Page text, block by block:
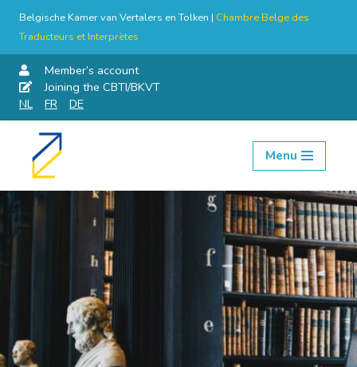
Belgische Kamer van Vertalers en Tolken | Chambre Belge des
Traducteurs et Interprètes
Member’s account
Joining the CBTI/BKVT
NL
FR DE
Skip
content
Menu